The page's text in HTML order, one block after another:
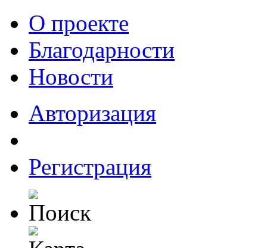
О проекте
Благодарности
Новости
Авторизация
Регистрация